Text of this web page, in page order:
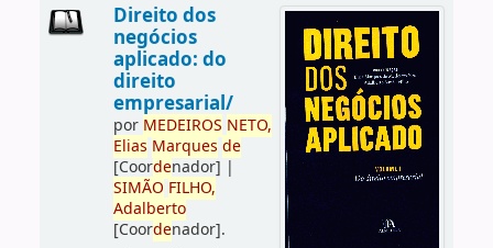
Direito dos
negócios
aplicado: do
direito
empresarial/
por MEDEIROS NETO,
Elias Marques de
[Coordenador] |
SIMÃO FILHO,
Adalberto
[Coordenador].